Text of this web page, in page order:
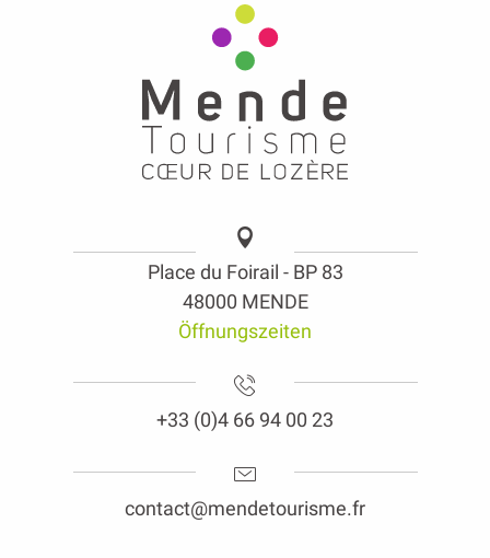
Place du Foirail - BP 83
48000 MENDE
Öffnungszeiten
+33 (0)4 66 94 00 23
contact@mendetourisme.fr